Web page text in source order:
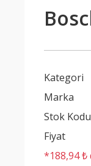
Kategori
Marka
Stok Kodu
Fiyat
*188,94 ₺